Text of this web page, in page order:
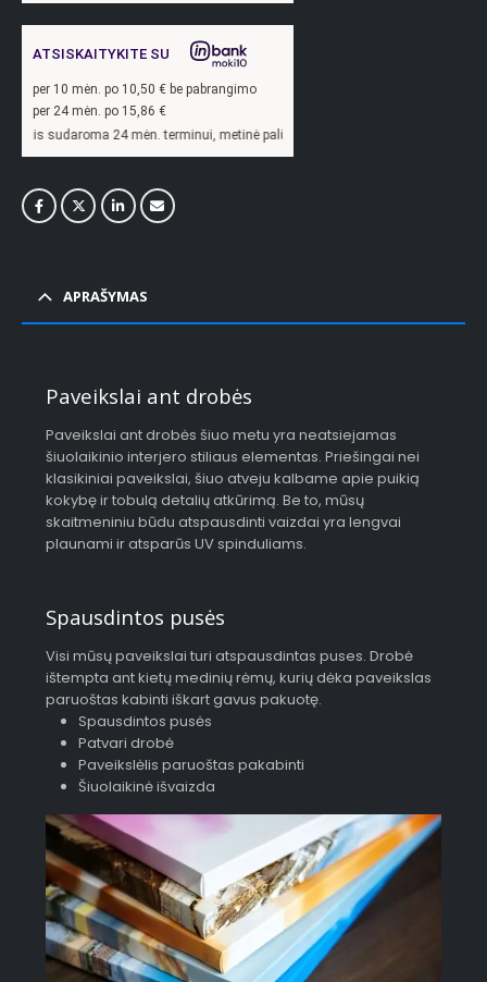
ATSISKAITYKITE SU
per 10 mėn. po 10,50 € be pabrangimo
per 24 mėn. po 15,86 €
24 mėn. terminui, metinė palūkanų norma –13,9
APRAŠYMAS
Paveikslai ant drobės
Paveikslai ant drobės šiuo metu yra neatsiejamas
šiuolaikinio interjero stiliaus elementas. Priešingai nei
klasikiniai paveikslai, šiuo atveju kalbame apie puikią
kokybę ir tobulą detalių atkūrimą. Be to, mūsų
skaitmeniniu būdu atspausdinti vaizdai yra lengvai
plaunami ir atsparūs UV spinduliams.
Spausdintos pusės
Visi mūsų paveikslai turi atspausdintas puses. Drobė
ištempta ant kietų medinių rėmų, kurių dėka paveikslas
paruoštas kabinti iškart gavus pakuotę.
Spausdintos pusės
Patvari drobė
Paveikslėlis paruoštas pakabinti
Šiuolaikinė išvaizda